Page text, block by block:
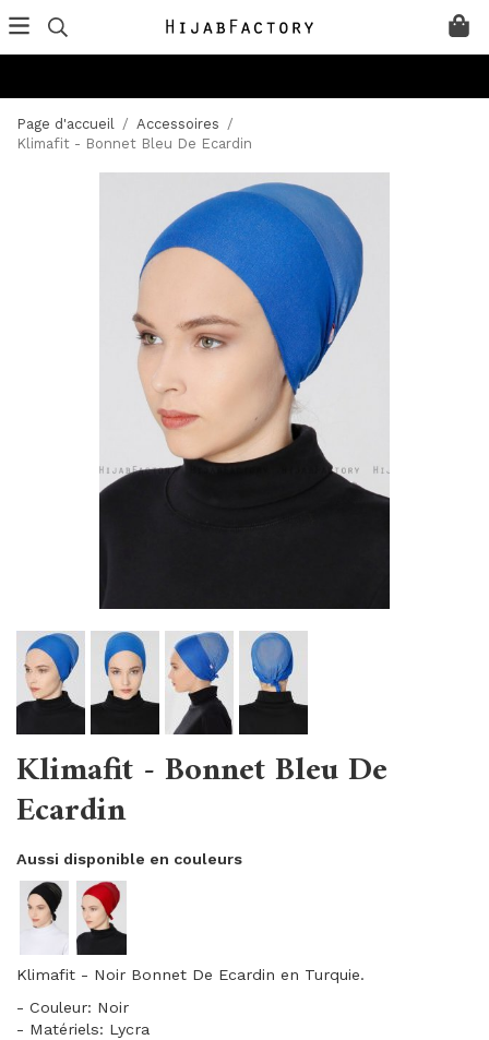
Page d'accueil / Accessoires /
Klimafit - Bonnet Bleu De Ecardin
Klimafit - Bonnet Bleu De
Ecardin
Aussi disponible en couleurs
Klimafit - Noir Bonnet De Ecardin en Turquie.
- Couleur: Noir
- Matériels: Lycra